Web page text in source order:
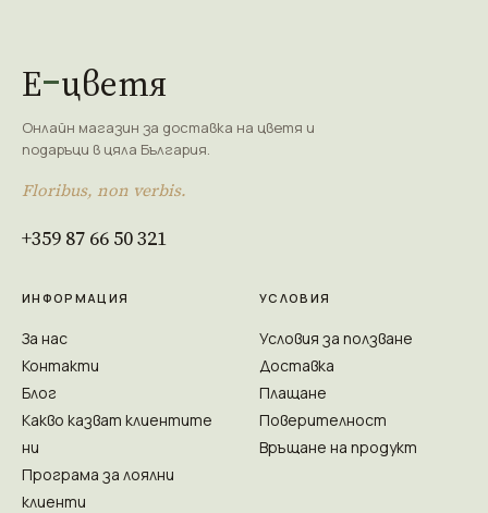
Е цветя
Онлайн магазин за доставка на цветя и
подаръци в цяла България.
Floribus, non verbis.
+359 87 66 50 321
ИНФОРМАЦИЯ
За нас
Контакти
Блог
Какво казват клиентите
ни
Програма за лоялни
клиенти
УСЛОВИЯ
Условия за ползване
Доставка
Плащане
Поверителност
Връщане на продукт